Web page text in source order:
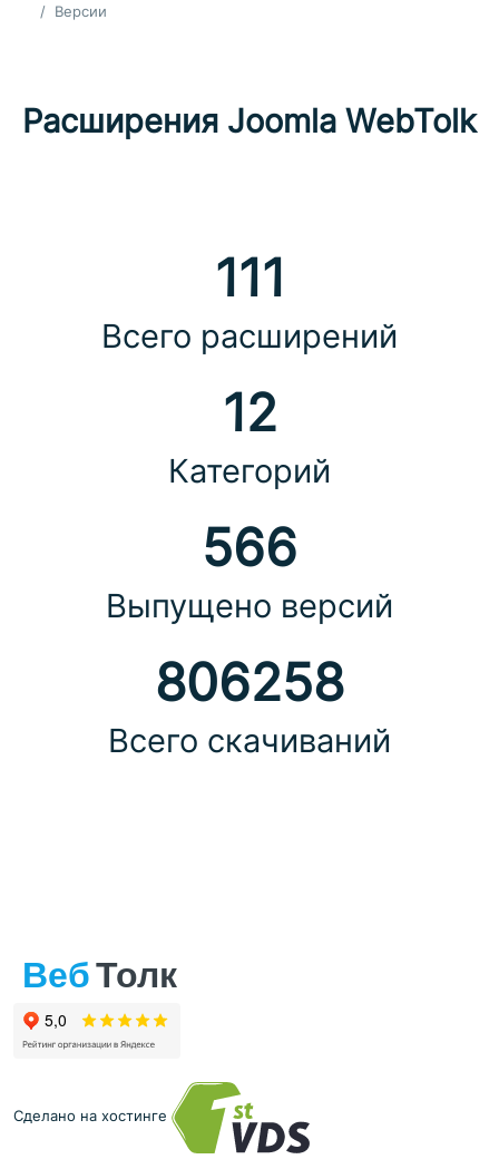
Версии
Расширения Joomla WebTolk
111
Всего расширений
12
Категорий
566
Выпущено версий
806258
Всего скачиваний
Сделано на хостинге